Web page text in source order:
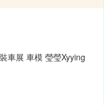
車展 車模 瑩瑩Xyying